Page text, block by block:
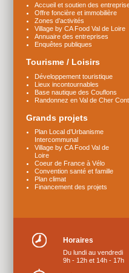
Accueil et soutien des
Offre foncière et immobilière
Zones d’activités
Village by CA Food Val de Loire
Annuaire des entreprises
Enquêtes publiques
Tourisme / Loisirs
Développement touristique
Lieux incontournables
Base nautique des Couflons
Randonnez en Val de Cher
Grands projets
Plan Local d’Urbanisme
Intercommunal
Village by CA Food Val de
Loire
Coeur de France à Vélo
Convention santé et famille
Plan climat
Financement des projets
Horaires
Du lundi au vendredi
9h - 12h et 14h - 17h